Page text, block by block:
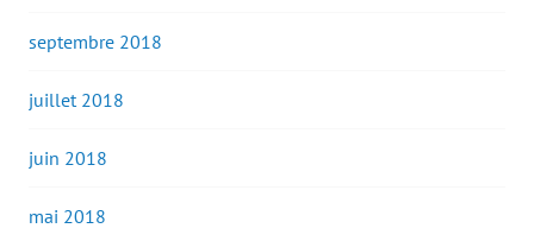
septembre 2018
juillet 2018
juin 2018
mai 2018